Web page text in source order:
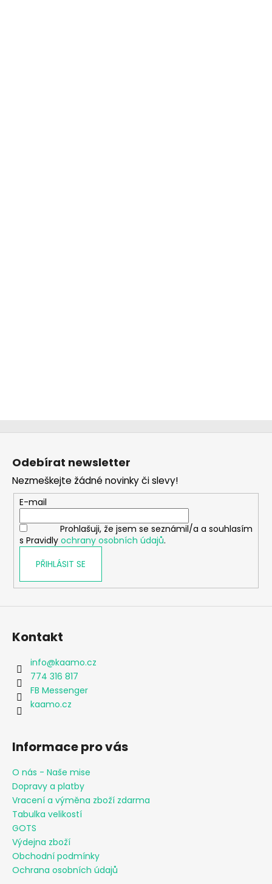
Z
Odebírat newsletter
Nezmeškejte žádné novinky či slevy!
E-mail
Prohlašuji, že jsem se seznámil/a a souhlasím
s Pravidly ochrany osobních údajů.
PŘIHLÁSIT SE
Kontakt
info@kaamo.cz
774 316 817
FB Messenger
kaamo.cz
Informace pro vás
O nás - Naše mise
Dopravy a platby
Vracení a výměna zboží zdarma
Tabulka velikostí
GOTS
Výdejna zboží
Obchodní podmínky
Ochrana osobních údajů